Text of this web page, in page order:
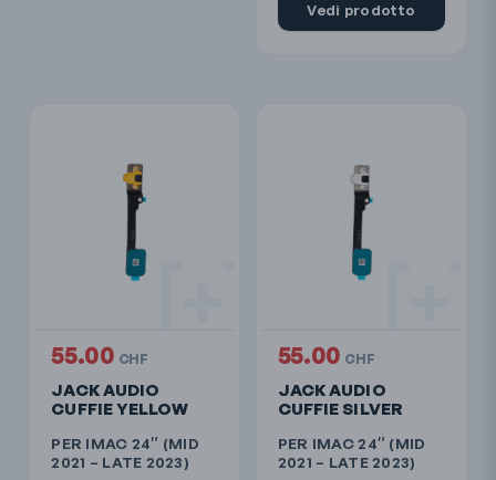
Vedi prodotto
JACK AUDIO
CUFFIE YELLOW
PER IMAC 24″ (MID
2021 – LATE 2023)
55.00 CHF
JACK AUDIO
CUFFIE SILVER
PER IMAC 24″ (MID
2021 – LATE 2023)
55.00 CHF